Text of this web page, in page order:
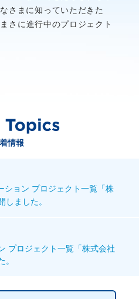
さまに知っていただきた
さに進行中のプロジェクト
情報
ション プロジェクト一覧「株
しました。
プロジェクト一覧「株式会社